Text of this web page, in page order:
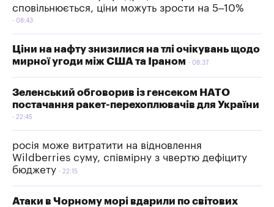
сповільнюється, ціни можуть зрости на 5–10%
08:43
Ціни на нафту знизилися на тлі очікувань щодо
мирної угоди між США та Іраном
08:37
Зеленський обговорив із генсеком НАТО
постачання ракет-перехоплювачів для України
22:45
росія може витратити на відновлення
Wildberries суму, співмірну з чвертю дефіциту
бюджету
22:15
Атаки в Чорному морі вдарили по світових